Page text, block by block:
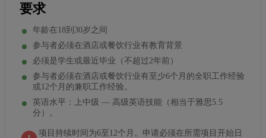
要求
年龄在18到30岁之间
参与者必须在酒店或餐饮行业有教育背景
必须是学生或最近毕业（不超过2年前）
参与者必须在酒店或餐饮行业有至少6个月的全职工作经验
或12个月的兼职工作经验。
英语水平：上中级 — 高级英语技能（相当于雅思5.5
分）。
项目持续时间为6至12个月。申请必须在所需项目开始日